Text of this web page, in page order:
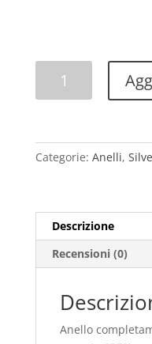
Categorie: Anelli,
Descrizione
Recensioni (0)
Anello